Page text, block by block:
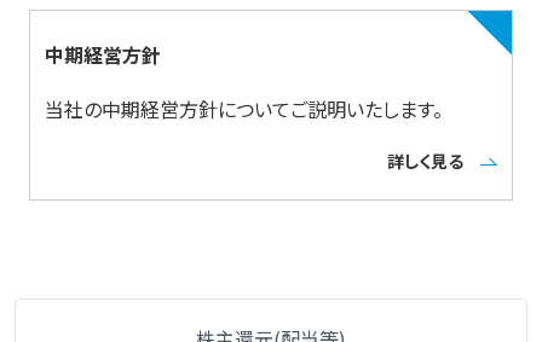
中期経営方針
当社の中期経営方針についてご説明いたします。
詳しく見る